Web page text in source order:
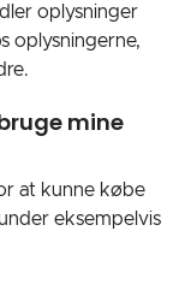
oplysninger
oplysningerne,
mine
at kunne købe
eksempelvis